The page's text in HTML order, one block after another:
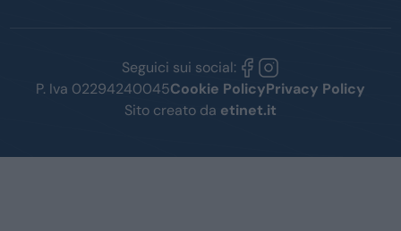
Seguici sui social:
P. Iva 02294240045Cookie PolicyPrivacy Policy
Sito creato da etinet.it